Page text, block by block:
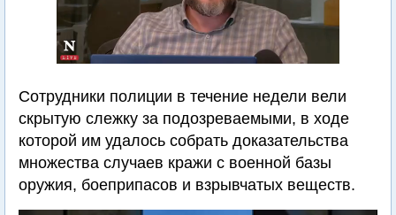
Сотрудники полиции в течение недели вели
скрытую слежку за подозреваемыми, в ходе
которой им удалось собрать доказательства
множества случаев кражи с военной базы
оружия, боеприпасов и взрывчатых веществ.